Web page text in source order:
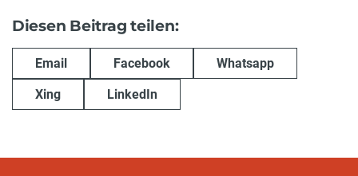
Diesen Beitrag teilen:
Email Facebook Whatsapp
Xing LinkedIn